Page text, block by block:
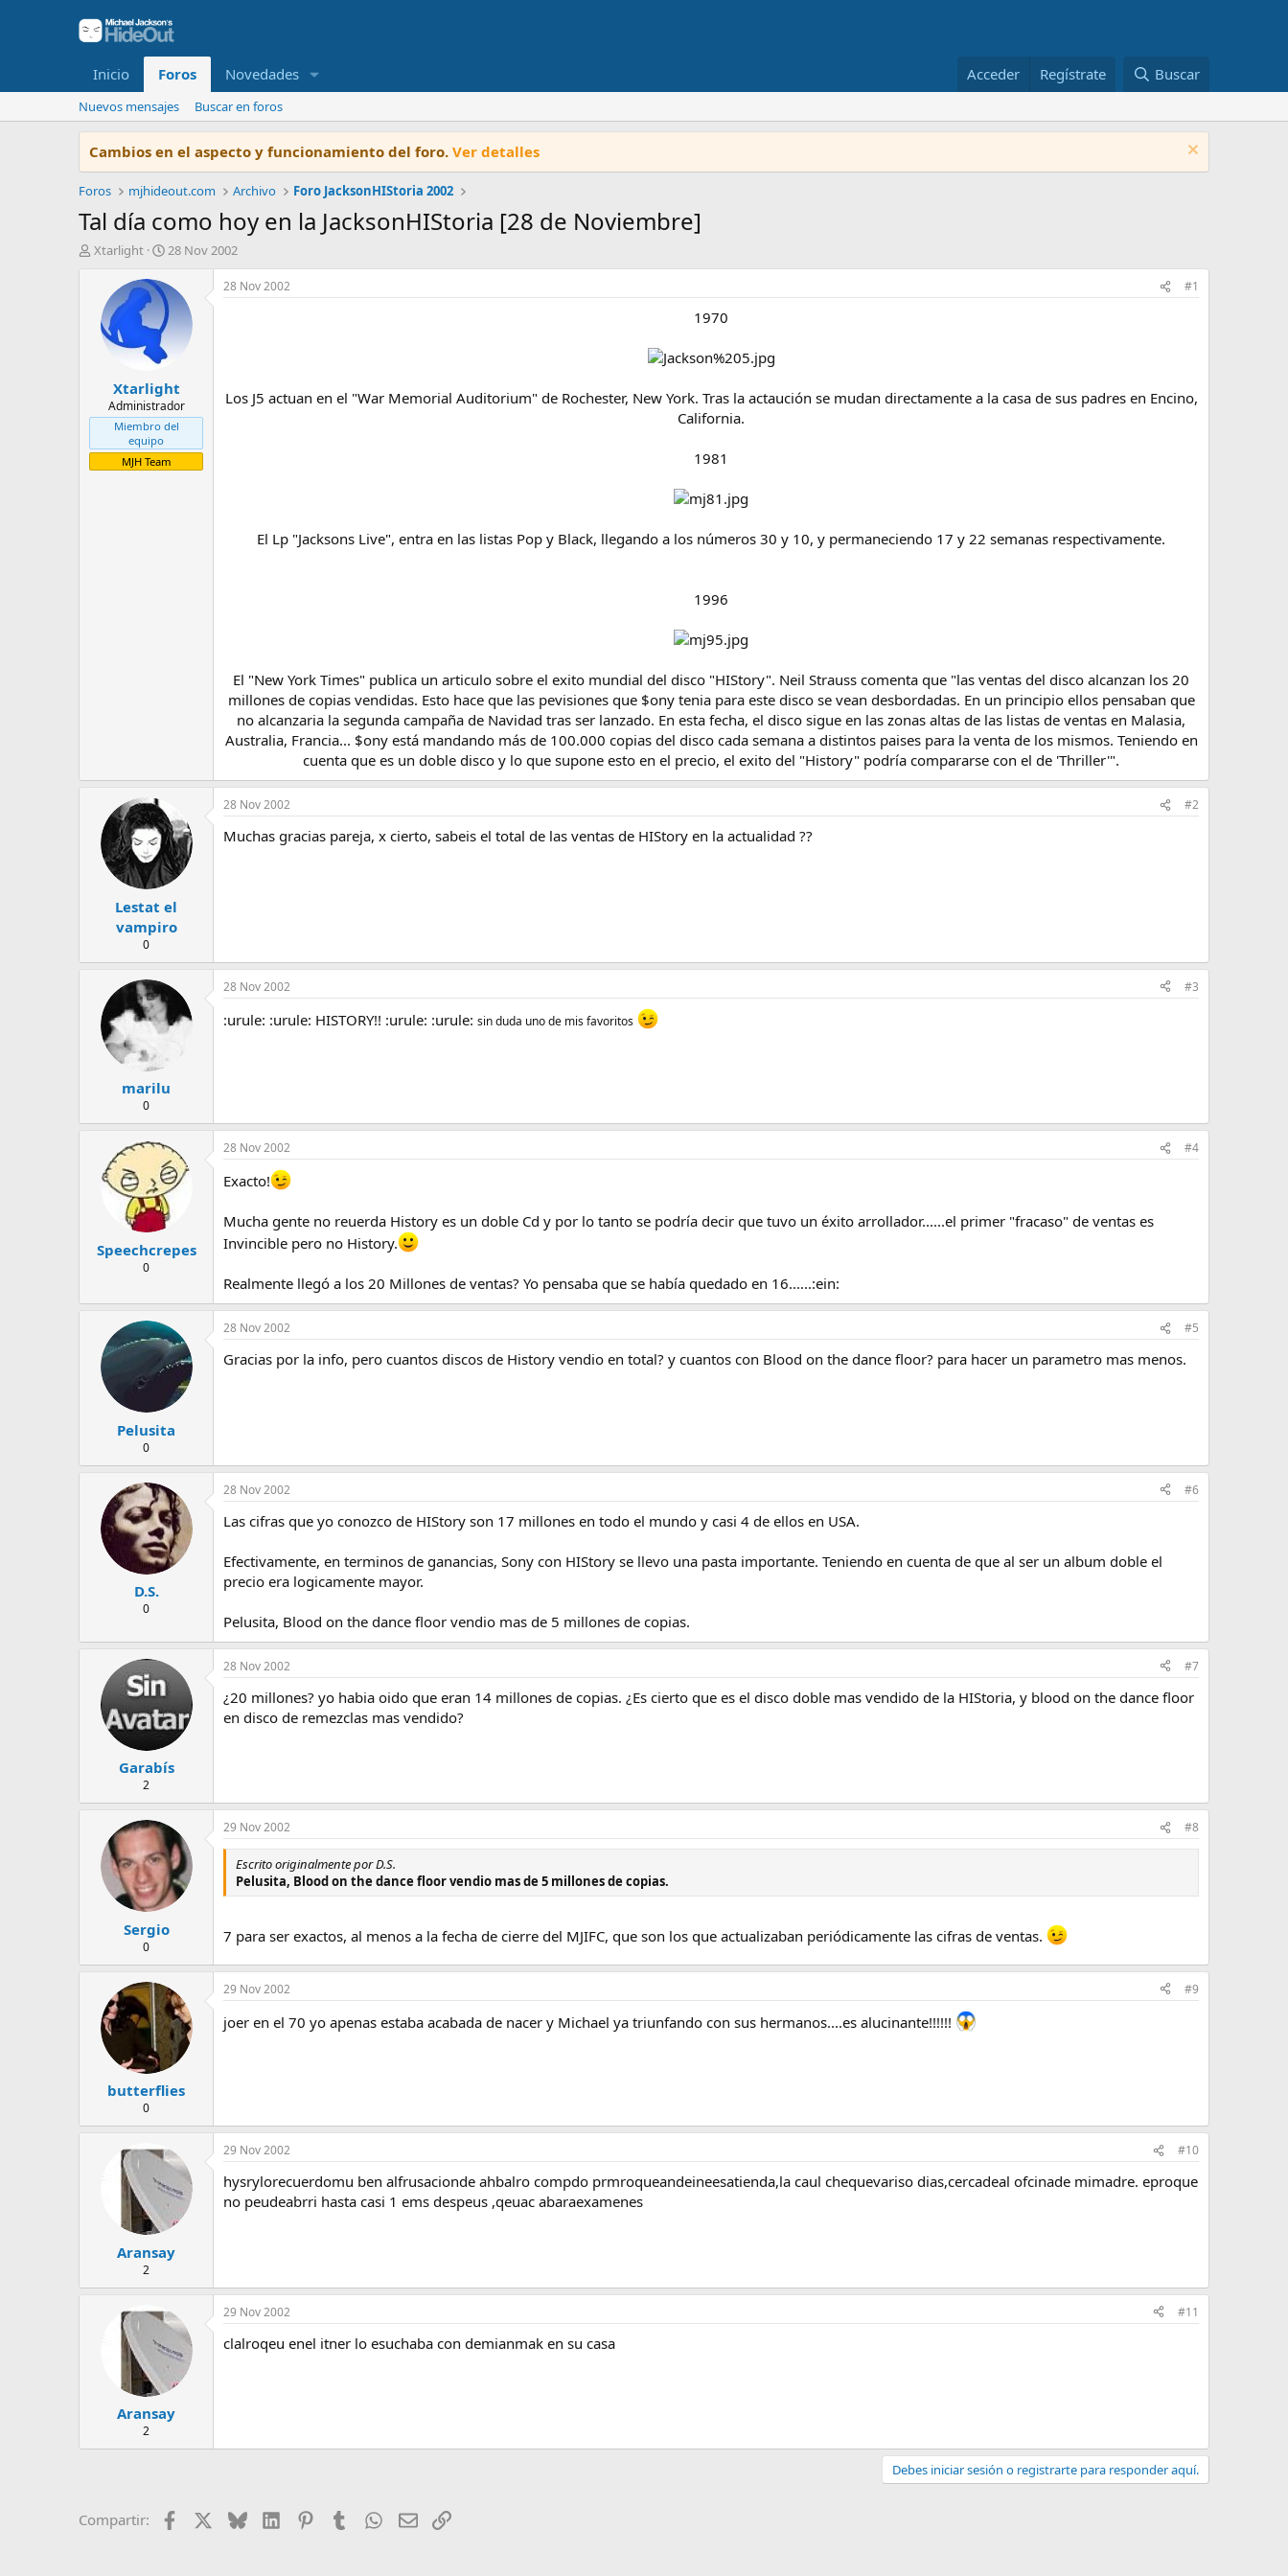
Inicio Foros Novedades Acceder Regístrate Buscar
Nuevos mensajes Buscar en foros
Cambios en el aspecto y funcionamiento del foro. Ver detalles
Foros mjhideout.com Archivo Foro JacksonHIStoria 2002
Tal día como hoy en la JacksonHIStoria [28 de Noviembre]
I
e
t
e
Xtarlight
F
c
h
a
d
e
n
i
c
o
28 Nov 2002
Xtarlight
Administrador
Miembro del
equipo
MJH Team
28 Nov 2002 #1
1970
Los J5 actuan en el "War Memorial Auditorium" de Rochester, New York. Tras la actaución se mudan directamente a la casa de sus padres en Encino,
California.
1981
El Lp "Jacksons Live", entra en las listas Pop y Black, llegando a los números 30 y 10, y permaneciendo 17 y 22 semanas respectivamente.
1996
El "New York Times" publica un articulo sobre el exito mundial del disco "HIStory". Neil Strauss comenta que "las ventas del disco alcanzan los 20
millones de copias vendidas. Esto hace que las pevisiones que $ony tenia para este disco se vean desbordadas. En un principio ellos pensaban que
no alcanzaria la segunda campaña de Navidad tras ser lanzado. En esta fecha, el disco sigue en las zonas altas de las listas de ventas en Malasia,
Australia, Francia... $ony está mandando más de 100.000 copias del disco cada semana a distintos paises para la venta de los mismos. Teniendo en
cuenta que es un doble disco y lo que supone esto en el precio, el exito del "History" podría compararse con el de 'Thriller'".​
Lestat el
vampiro
0
28 Nov 2002 #2
Muchas gracias pareja, x cierto, sabeis el total de las ventas de HIStory en la actualidad ??
marilu
0
28 Nov 2002 #3
:urule: :urule: HISTORY!! :urule: :urule: sin duda uno de mis favoritos
Speechcrepes
0
28 Nov 2002 #4
Exacto!
Mucha gente no reuerda History es un doble Cd y por lo tanto se podría decir que tuvo un éxito arrollador......el primer "fracaso" de ventas es
Invincible pero no History.
Realmente llegó a los 20 Millones de ventas? Yo pensaba que se había quedado en 16......:ein:
Pelusita
0
28 Nov 2002 #5
Gracias por la info, pero cuantos discos de History vendio en total? y cuantos con Blood on the dance floor? para hacer un parametro mas menos.
D.S.
0
28 Nov 2002 #6
Las cifras que yo conozco de HIStory son 17 millones en todo el mundo y casi 4 de ellos en USA.
Efectivamente, en terminos de ganancias, Sony con HIStory se llevo una pasta importante. Teniendo en cuenta de que al ser un album doble el
precio era logicamente mayor.
Pelusita, Blood on the dance floor vendio mas de 5 millones de copias.
Garabís
2
28 Nov 2002 #7
¿20 millones? yo habia oido que eran 14 millones de copias. ¿Es cierto que es el disco doble mas vendido de la HIStoria, y blood on the dance floor
en disco de remezclas mas vendido?
Sergio
0
29 Nov 2002 #8
Escrito originalmente por D.S.
Pelusita, Blood on the dance floor vendio mas de 5 millones de copias.
7 para ser exactos, al menos a la fecha de cierre del MJIFC, que son los que actualizaban periódicamente las cifras de ventas.
butterflies
0
29 Nov 2002 #9
joer en el 70 yo apenas estaba acabada de nacer y Michael ya triunfando con sus hermanos....es alucinante!!!!!!
Aransay
2
29 Nov 2002 #10
hysrylorecuerdomu ben alfrusacionde ahbalro compdo prmroqueandeineesatienda,la caul chequevariso dias,cercadeal ofcinade mimadre. eproque
no peudeabrri hasta casi 1 ems despeus ,qeuac abaraexamenes
Aransay
2
29 Nov 2002 #11
clalroqeu enel itner lo esuchaba con demianmak en su casa
Debes iniciar sesión o registrarte para responder aquí.
Compartir: Facebook BlueskyLinkedInPinterestTumblrWhatsApp
EmailEnlace